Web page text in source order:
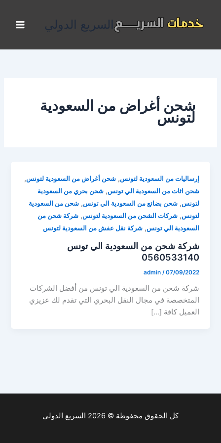
المحتوى
السريع الدولي
شحن أغراض من السعودية
لتونس
إرساليات من السعودية لتونس,شحن أغراض من السعودية لتونس,
شحن اثاث من السعودية الي تونس,شحن بحري من السعودية
لتونس,شحن بضائع من السعودية الي تونس,شحن من السعودية
لتونس,شركات الشحن من السعودية لتونس,شركة شحن من
السعودية الي تونس,شركة نقل عفش من السعودية لتونس
شركة شحن من السعودية الي تونس
0560533140
admin /07/09/2022
شركة شحن من السعودية الي تونس من أفضل الشركات
المتخصصة في مجال النقل البحري التي تقدم لك عزيزي
العميل كافة […]
كل الحقوق محفوظة © 2026 السريع الدولي